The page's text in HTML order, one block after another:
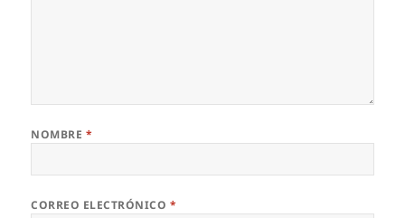
NOMBRE *
CORREO ELECTRÓNICO *